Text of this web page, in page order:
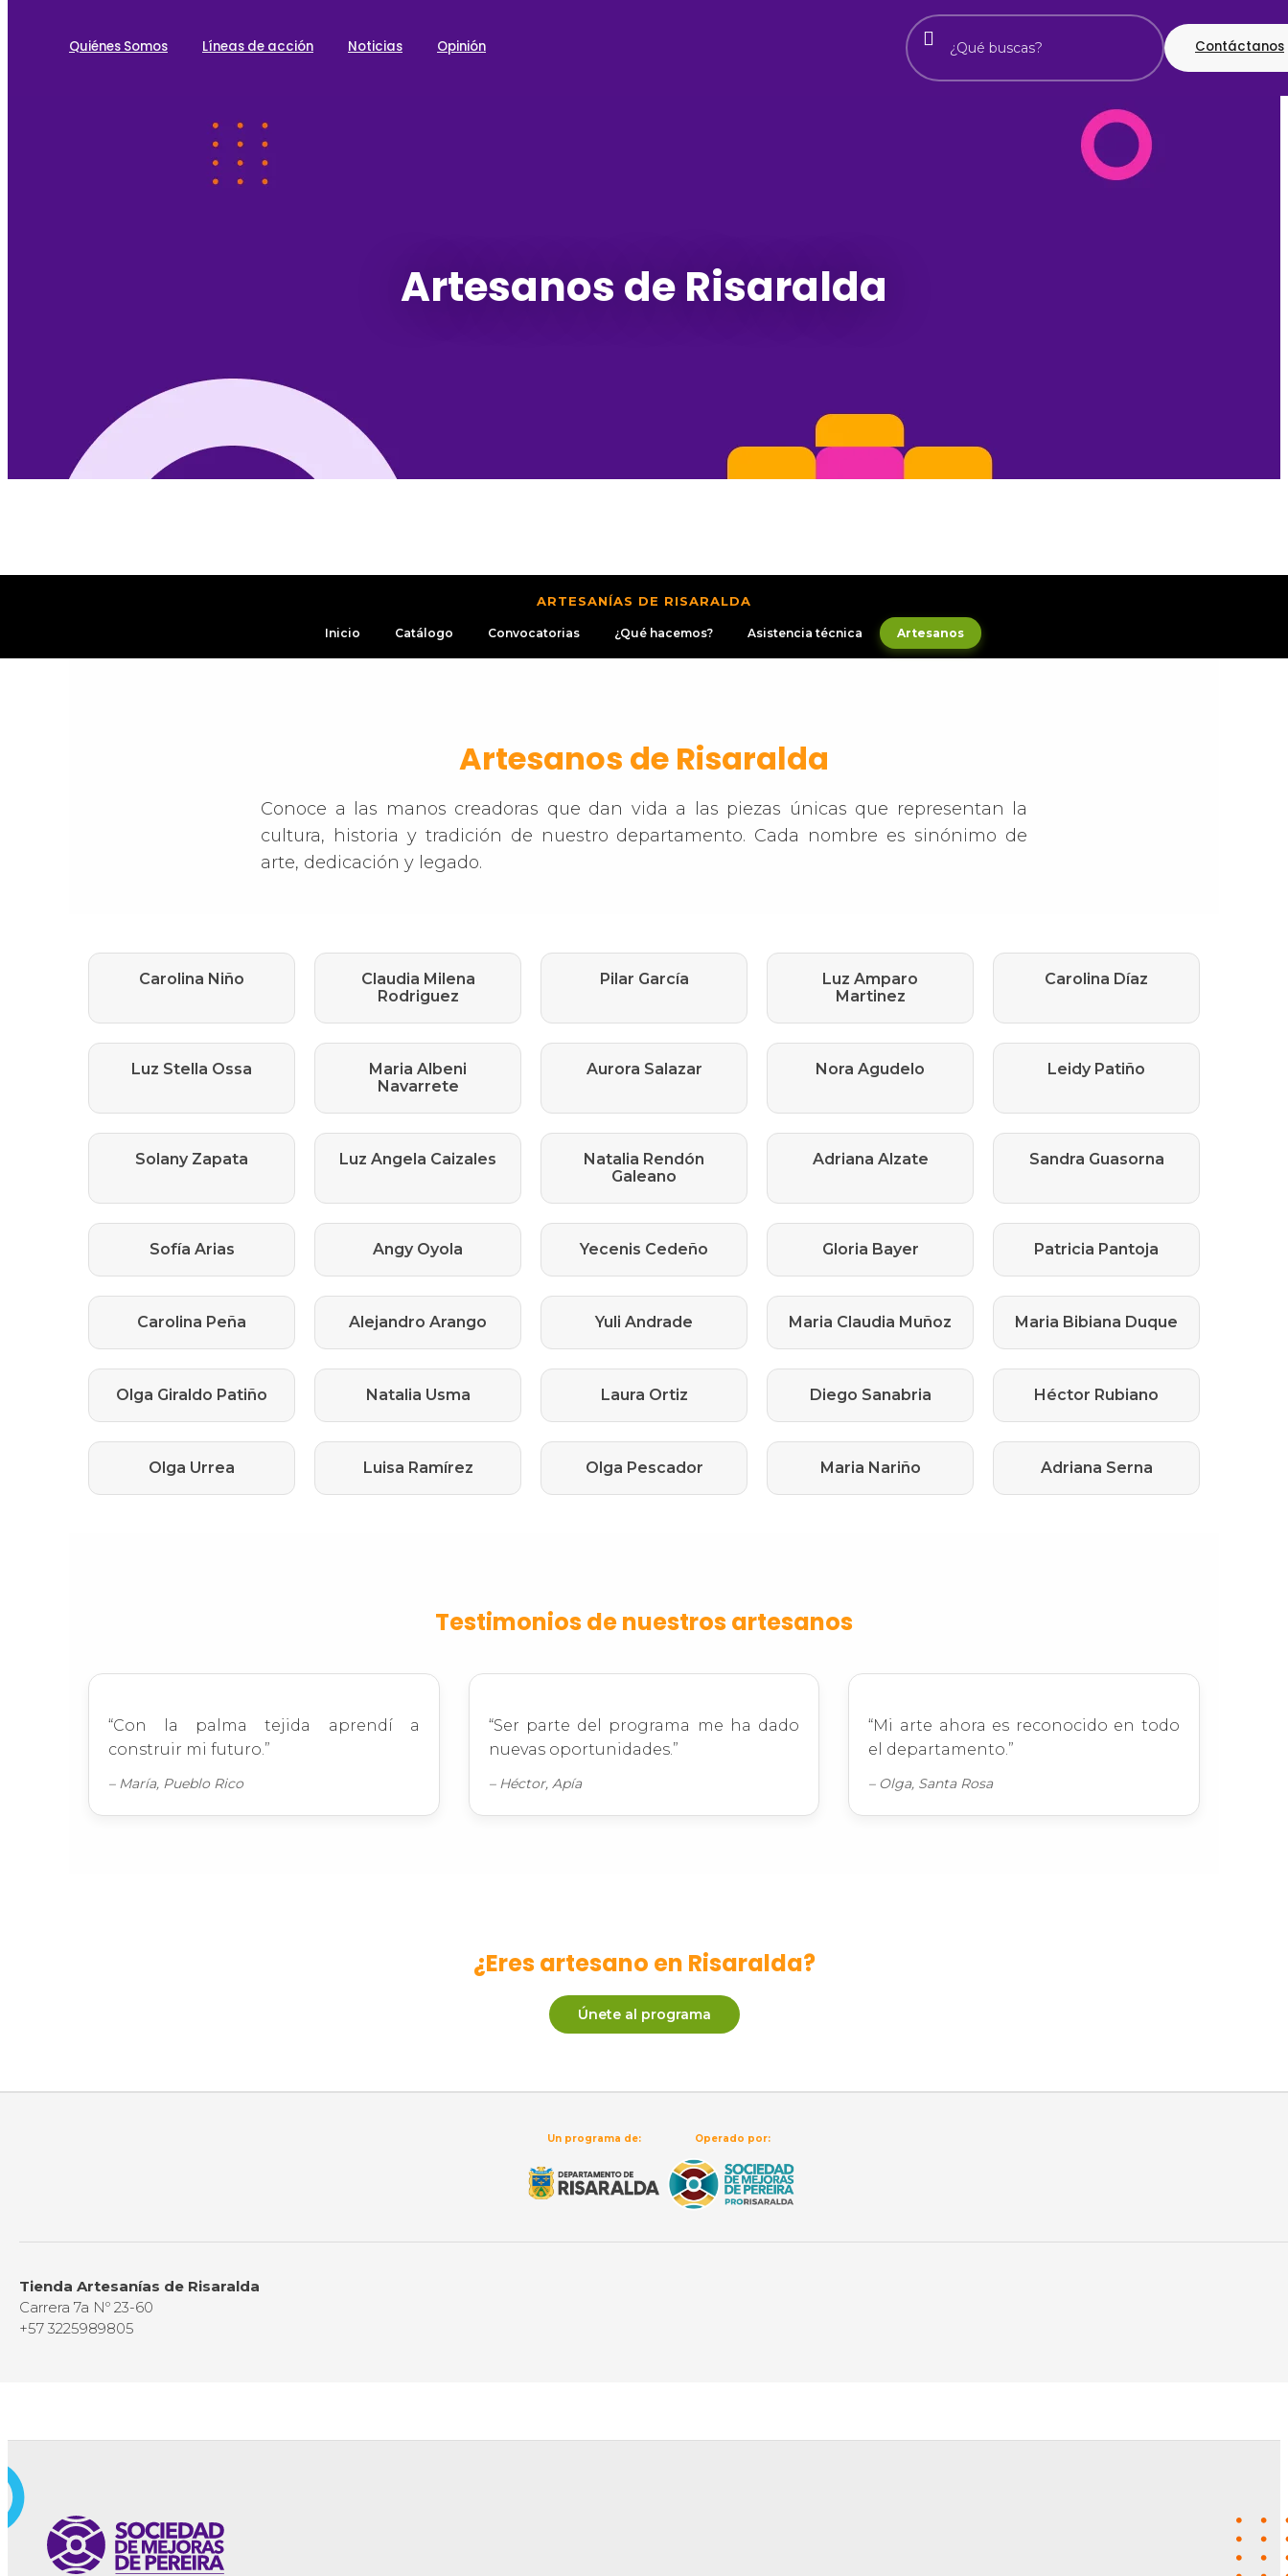
Quiénes Somos Líneas de acción Noticias Opinión Contáctanos
Artesanos de Risaralda
ARTESANÍAS DE RISARALDA
Inicio Catálogo Convocatorias ¿Qué hacemos? Asistencia técnica Artesanos
Artesanos de Risaralda
Conoce a las manos creadoras que dan vida a las piezas únicas que representan la
cultura, historia y tradición de nuestro departamento. Cada nombre es sinónimo de
arte, dedicación y legado.
Carolina Niño
Claudia Milena
Rodriguez
Pilar García
Luz Amparo
Martinez
Carolina Díaz
Luz Stella Ossa
Maria Albeni
Navarrete
Aurora Salazar Nora Agudelo Leidy Patiño
Solany Zapata Luz Angela Caizales
Natalia Rendón
Galeano
Adriana Alzate Sandra Guasorna
Sofía Arias Angy Oyola Yecenis Cedeño Gloria Bayer Patricia Pantoja
Carolina Peña Alejandro Arango Yuli Andrade Maria Claudia Muñoz Maria Bibiana Duque
Olga Giraldo Patiño Natalia Usma Laura Ortiz Diego Sanabria Héctor Rubiano
Olga Urrea Luisa Ramírez Olga Pescador Maria Nariño Adriana Serna
Testimonios de nuestros artesanos
“Con la palma tejida aprendí a
construir mi futuro.”
– María, Pueblo Rico
“Ser parte del programa me ha dado
nuevas oportunidades.”
– Héctor, Apía
“Mi arte ahora es reconocido en todo
el departamento.”
– Olga, Santa Rosa
¿Eres artesano en Risaralda?
Únete al programa
Un programa de: Operado por:
Tienda Artesanías de Risaralda
Carrera 7a Nº 23-60
+57 3225989805